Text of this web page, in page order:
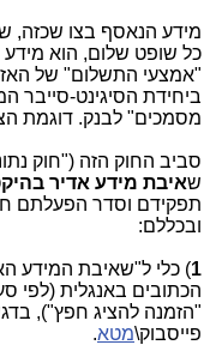
מידע הנאסף בצו שכזה,
כל שופט שלום, הוא
"אמצעי התשלום" של
ביחידת הסיגינט-סייבר
מסמכים" לבנק. דוגמת
סביב החוק הזה ("חוק
שאיבת מידע אדיר
תפקידם וסדר הפעלתם
ובכללם:
1) כלי ל"שאיבת המידע
הכתובים באנגלית (לפי
"הזמנה להציג חפץ"),
פייסבוק\מטא.